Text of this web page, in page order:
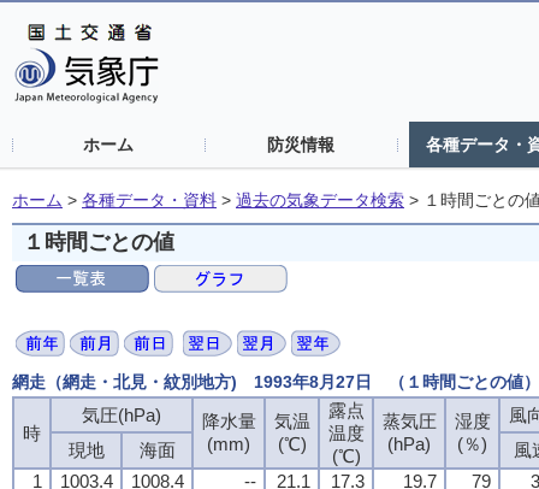
ホーム 防災情報 各種データ・
ホーム > 各種データ・資料 > 過去の気象データ検索 > １時間ごとの
１時間ごとの値
網走（網走・北見・紋別地方) 1993年8月27日 （１時間ごとの値）
時
気圧(hPa)
降水量
(mm)
気温
(℃)
露点
温度
(℃)
蒸気圧
(hPa)
湿度
(％)
風
現地
海面
風
1
1003.4 1008.4 -- 21.1 17.3 19.7 79